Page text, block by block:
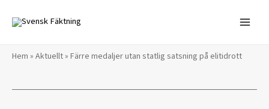
innehåll
Hem » Aktuellt» Färre medaljer utan statlig satsning på elitidrott